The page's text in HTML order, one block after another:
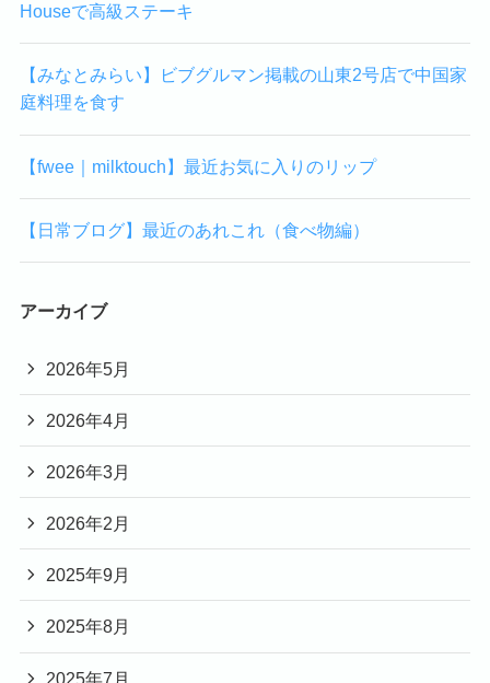
Houseで高級ステーキ
【みなとみらい】ビブグルマン掲載の山東2号店で中国家
庭料理を食す
【fwee｜milktouch】最近お気に入りのリップ
【日常ブログ】最近のあれこれ（食べ物編）
アーカイブ
2026年5月
2026年4月
2026年3月
2026年2月
2025年9月
2025年8月
2025年7月